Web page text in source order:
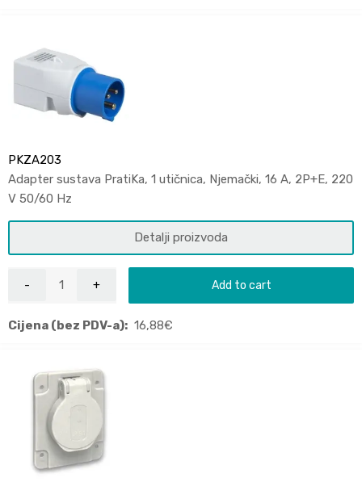
PKZA203
Adapter sustava PratiKa, 1 utičnica, Njemački, 16 A, 2P+E, 220
V 50/60 Hz
Detalji proizvoda
Add to cart
Cijena (bez PDV-a): 16,88€